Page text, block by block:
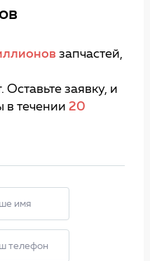
запчастей,
заявку, и
в течении 20